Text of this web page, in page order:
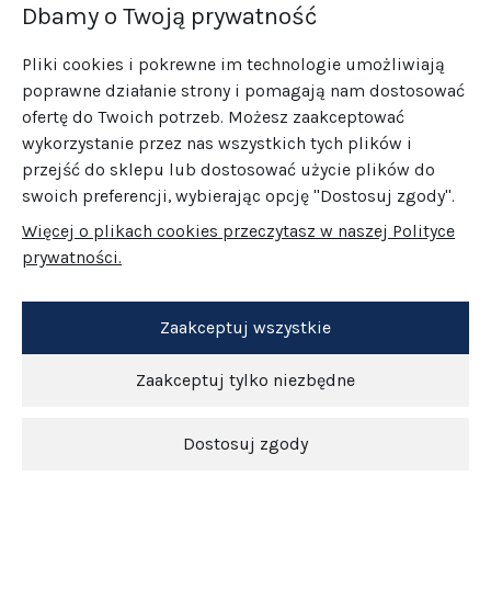
Dbamy o Twoją prywatność
Pliki cookies i pokrewne im technologie umożliwiają
poprawne działanie strony i pomagają nam dostosować
ofertę do Twoich potrzeb. Możesz zaakceptować
wykorzystanie przez nas wszystkich tych plików i
przejść do sklepu lub dostosować użycie plików do
swoich preferencji, wybierając opcję "Dostosuj zgody".
Więcej o plikach cookies przeczytasz w naszej Polityce
prywatności.
Zaakceptuj tylko niezbędne
Dostosuj zgody
Zaakceptuj wszystkie